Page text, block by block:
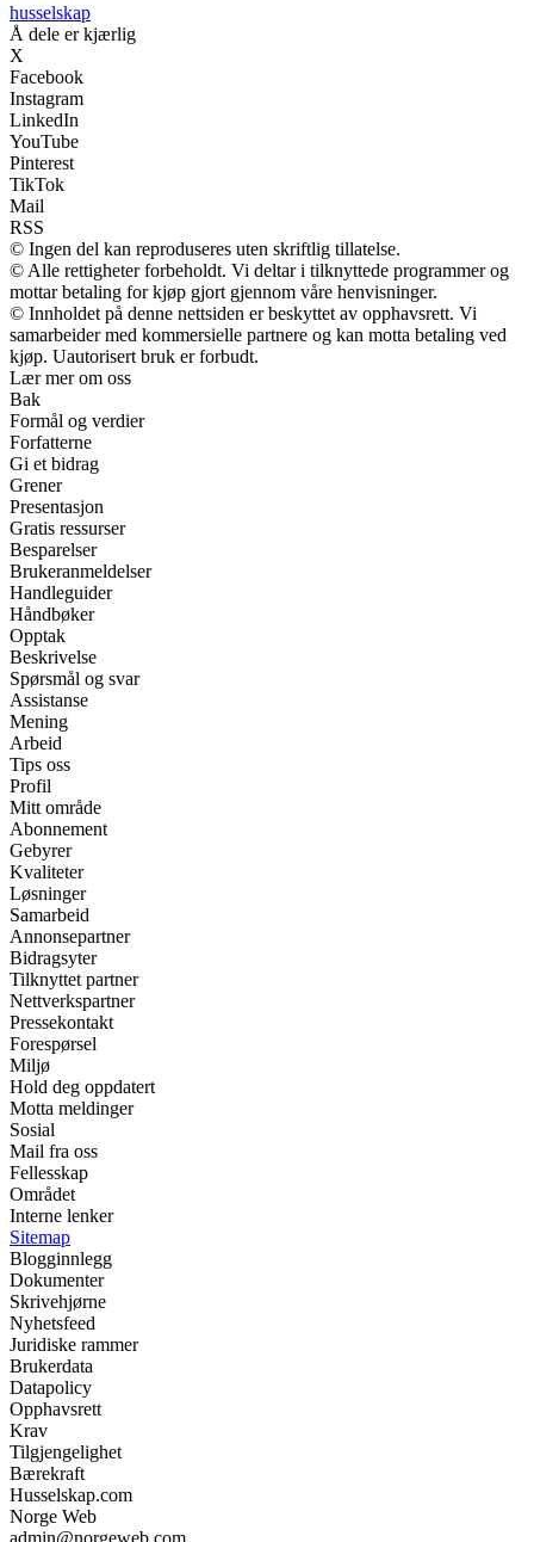
husselskap
Å dele er kjærlig
X
Facebook
Instagram
LinkedIn
YouTube
Pinterest
TikTok
Mail
RSS
© Ingen del kan reproduseres uten skriftlig tillatelse.
© Alle rettigheter forbeholdt. Vi deltar i tilknyttede programmer og
mottar betaling for kjøp gjort gjennom våre henvisninger.
© Innholdet på denne nettsiden er beskyttet av opphavsrett. Vi
samarbeider med kommersielle partnere og kan motta betaling ved
kjøp. Uautorisert bruk er forbudt.
Lær mer om oss
Bak
Formål og verdier
Forfatterne
Gi et bidrag
Grener
Presentasjon
Gratis ressurser
Besparelser
Brukeranmeldelser
Handleguider
Håndbøker
Opptak
Beskrivelse
Spørsmål og svar
Assistanse
Mening
Arbeid
Tips oss
Profil
Mitt område
Abonnement
Gebyrer
Kvaliteter
Løsninger
Samarbeid
Annonsepartner
Bidragsyter
Tilknyttet partner
Nettverkspartner
Pressekontakt
Forespørsel
Miljø
Hold deg oppdatert
Motta meldinger
Sosial
Mail fra oss
Fellesskap
Området
Interne lenker
Sitemap
Blogginnlegg
Dokumenter
Skrivehjørne
Nyhetsfeed
Juridiske rammer
Brukerdata
Datapolicy
Opphavsrett
Krav
Tilgjengelighet
Bærekraft
Husselskap.com
Norge Web
admin@norgeweb.com